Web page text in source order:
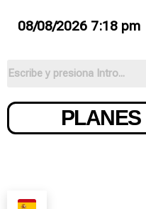
08/08/2026 7:18 pm
PLANES